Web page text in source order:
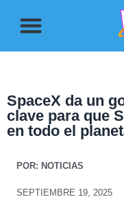
SpaceX da un
clave para que
en todo el
POR: NOTICIAS
SEPTIEMBRE 19, 2025